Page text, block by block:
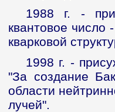
1988 г. -
квантовое число
кварковой
1998 г. -
"За создание
области
лучей".